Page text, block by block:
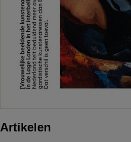
Artikelen